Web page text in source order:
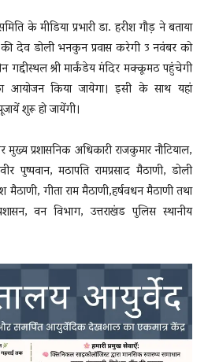
के मीडिया प्रभारी डा. हरीश गौड़ ने बताया
देव डोली भनकुन प्रवास करेगी 3 नवंबर को
गद्दीस्थल श्री मार्कंडेय मंदिर मक्कूमठ पहुंचेगी
किया जायेगा। इसी के साथ यहां
शुरू हो जायेंगी।
प्रशासनिक अधिकारी राजकुमार नौटियाल,
पुष्पवान, मठापति रामप्रसाद मैठाणी, डोली
मैठाणी, गीता राम मैठाणी,हर्षवधन मैठाणी तथा
वन विभाग, उत्तराखंड पुलिस स्थानीय